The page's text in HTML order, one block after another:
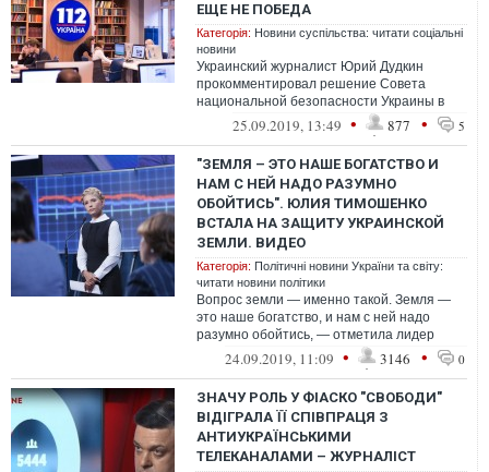
ЕЩЕ НЕ ПОБЕДА
Категорія: Новини суспільства: читати соціальні
новини
Украинский журналист Юрий Дудкин
прокомментировал решение Совета
национальной безопасности Украины в
отношении NewsOne и "112 Украина",
который не наш...
25.09.2019, 13:49 • 877 • 5
"ЗЕМЛЯ – ​​ЭТО НАШЕ БОГАТСТВО И
НАМ С НЕЙ НАДО РАЗУМНО
ОБОЙТИСЬ". ЮЛИЯ ТИМОШЕНКО
ВСТАЛА НА ЗАЩИТУ УКРАИНСКОЙ
ЗЕМЛИ. ВИДЕО
Категорія: Політичні новини України та світу:
читати новини політики
Вопрос земли — именно такой. Земля — ​​
это наше богатство, и нам с ней надо
разумно обойтись, — отметила лидер
"Батькивщины".
24.09.2019, 11:09 • 3146 • 0
ЗНАЧУ РОЛЬ У ФІАСКО "СВОБОДИ"
ВІДІГРАЛА ЇЇ СПІВПРАЦЯ З
АНТИУКРАЇНСЬКИМИ
ТЕЛЕКАНАЛАМИ – ЖУРНАЛІСТ